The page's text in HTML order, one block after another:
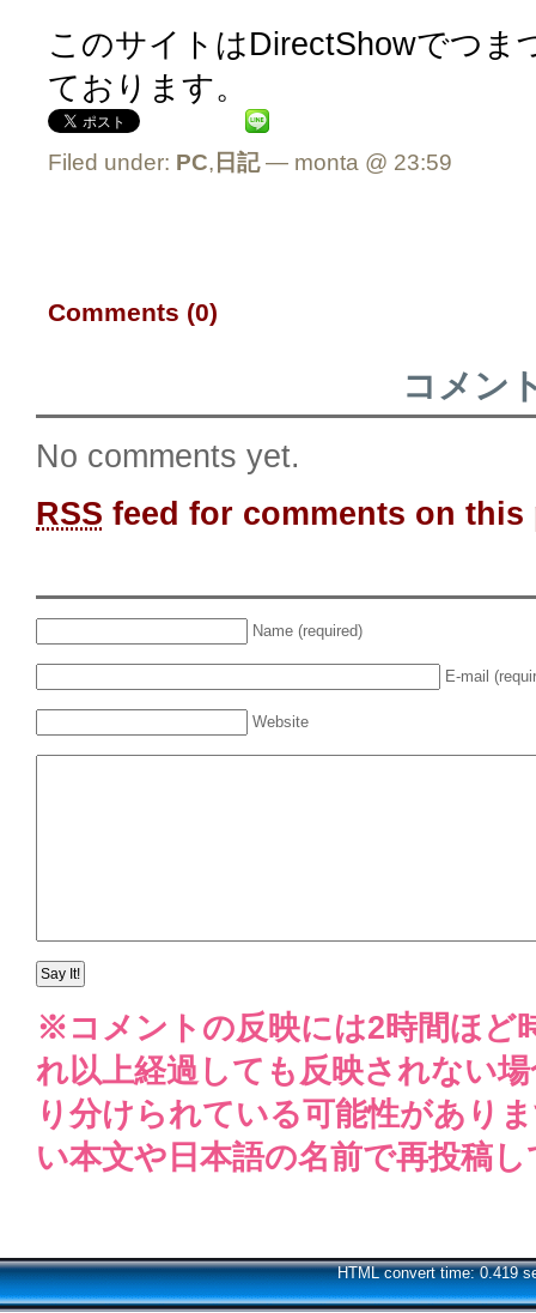
このサイトはDirectShowでつま
ております。
Filed under: PC, 日記— monta @ 23:59
Comments (0)
コメン
No comments yet.
RSS feed for comments on this
Name (required)
E-mail
Website
※コメントの反映には2時間ほど
れ以上経過しても反映されない
り分けられている可能性があり
い本文や日本語の名前で再投稿
HTML convert time: 0.419